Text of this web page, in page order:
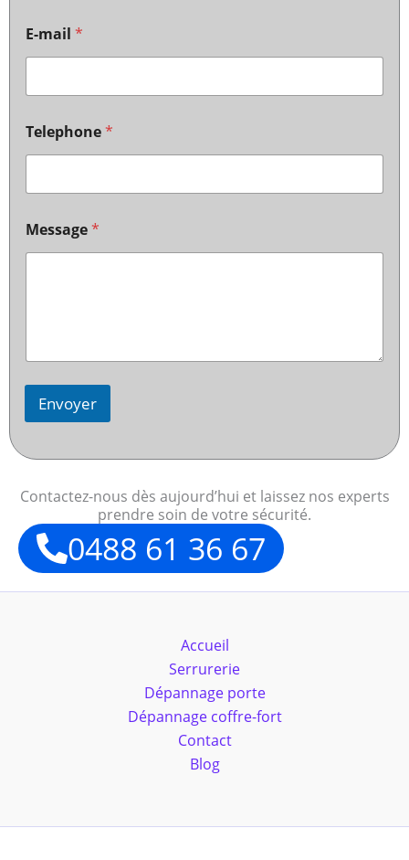
E-mail *
Telephone*
Message*
Envoyer
Contactez-nous dès aujourd’hui et laissez nos experts
prendre soin de votre sécurité.
0488 61 36 67
Accueil
Serrurerie
Dépannage porte
Dépannage coffre-fort
Contact
Blog